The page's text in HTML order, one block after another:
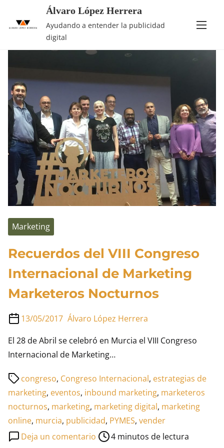
Álvaro López Herrera
Ayudando a entender la publicidad
digital
Etiqueta:PYMES
Marketing
Recuerdos del VIII Congreso
Internacional de Marketing
Marketeros Nocturnos
13/05/2017 Álvaro López Herrera
El 28 de Abril se celebró en Murcia el VIII Congreso
Internacional de Marketing…
congreso, Congreso Internacional, estrategias de
marketing, eventos, inbound marketing, marketeros
nocturnos, marketing, marketing digital, marketing
online, murcia, publicidad, PYMES, vender
Deja un comentario en
Tiempo
de
lectura
de
la
4 minutos de lectura